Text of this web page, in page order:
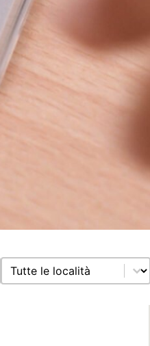
Localita
Select content